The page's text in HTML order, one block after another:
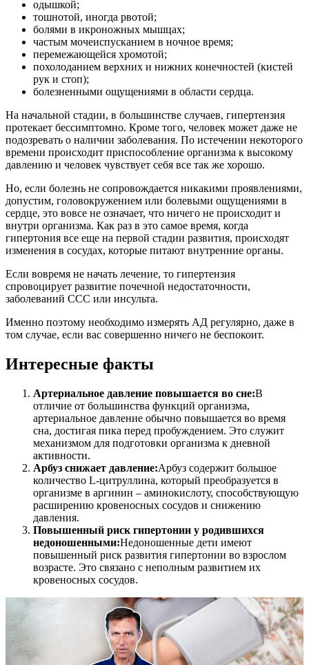
одышкой;
тошнотой, иногда рвотой;
болями в икроножных мышцах;
частым мочеиспусканием в ночное время;
перемежающейся хромотой;
похолоданием верхних и нижних конечностей (кистей
рук и стоп);
болезненными ощущениями в области сердца.
На начальной стадии, в большинстве случаев, гипертензия
протекает бессимптомно. Кроме того, человек может даже не
подозревать о наличии заболевания. По истечении некоторого
времени происходит приспособление организма к высокому
давлению и человек чувствует себя все так же хорошо.
Но, если болезнь не сопровождается никакими проявлениями,
допустим, головокружением или болевыми ощущениями в
сердце, это вовсе не означает, что ничего не происходит и
внутри организма. Как раз в это самое время, когда
гипертония все еще на первой стадии развития, происходят
изменения в сосудах, которые питают внутренние органы.
Если вовремя не начать лечение, то гипертензия
спровоцирует развитие почечной недостаточности,
заболеваний ССС или инсульта.
Именно поэтому необходимо измерять АД регулярно, даже в
том случае, если вас совершенно ничего не беспокоит.
Интересные факты
Артериальное давление повышается во сне:В
отличие от большинства функций организма,
артериальное давление обычно повышается во время
сна, достигая пика перед пробуждением. Это служит
механизмом для подготовки организма к дневной
активности.
Арбуз снижает давление:Арбуз содержит большое
количество L-цитруллина, который преобразуется в
организме в аргинин – аминокислоту, способствующую
расширению кровеносных сосудов и снижению
давления.
Повышенный риск гипертонии у родившихся
недоношенными:Недоношенные дети имеют
повышенный риск развития гипертонии во взрослом
возрасте. Это связано с неполным развитием их
кровеносных сосудов.